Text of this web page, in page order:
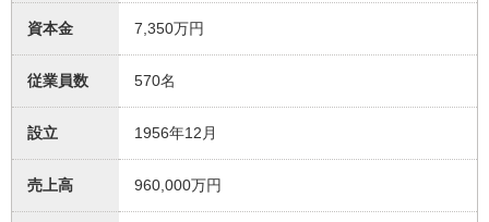
資本金 7,350万円
従業員数 570名
設立 1956年12月
売上高 960,000万円